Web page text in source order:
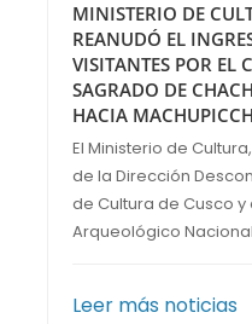
MINISTERIO DE
REANUDÓ EL
VISITANTES POR EL
SAGRADO DE
HACIA
El Ministerio de
de la Dirección
de Cultura de Cusco y
Arqueológico
Leer más noticias